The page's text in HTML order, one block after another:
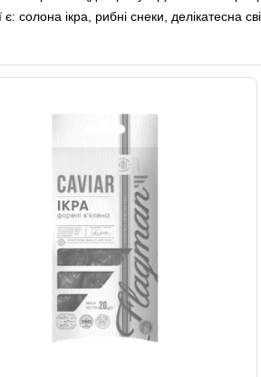
солона ікра, рибні снеки, делікатесна